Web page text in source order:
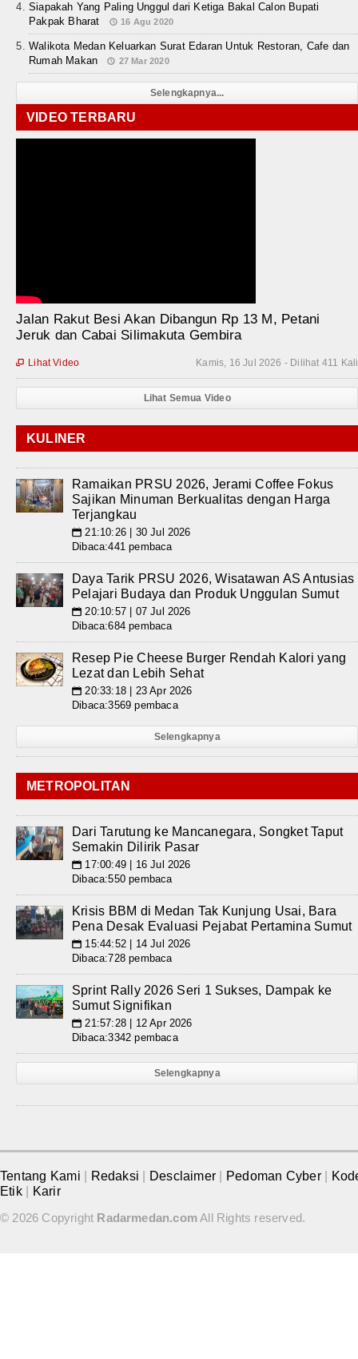
Siapakah Yang Paling Unggul dari Ketiga Bakal Calon Bupati
Pakpak Bharat
16 Agu 2020
Walikota Medan Keluarkan Surat Edaran Untuk Restoran, Cafe dan
Rumah Makan
27 Mar 2020
Selengkapnya...
VIDEO TERBARU
Jalan Rakut Besi Akan Dibangun Rp 13 M, Petani
Jeruk dan Cabai Silimakuta Gembira
Kamis, 16 Jul 2026 - Dilihat 411 Kali
 Lihat Video
Lihat Semua Video
KULINER
Ramaikan PRSU 2026, Jerami Coffee Fokus
Sajikan Minuman Berkualitas dengan Harga
Terjangkau
📅 21:10:26 | 30 Jul 2026
Dibaca:441 pembaca
Daya Tarik PRSU 2026, Wisatawan AS Antusias
Pelajari Budaya dan Produk Unggulan Sumut
📅 20:10:57 | 07 Jul 2026
Dibaca:684 pembaca
Resep Pie Cheese Burger Rendah Kalori yang
Lezat dan Lebih Sehat
📅 20:33:18 | 23 Apr 2026
Dibaca:3569 pembaca
Selengkapnya
METROPOLITAN
Dari Tarutung ke Mancanegara, Songket Taput
Semakin Dilirik Pasar
📅 17:00:49 | 16 Jul 2026
Dibaca:550 pembaca
Krisis BBM di Medan Tak Kunjung Usai, Bara
Pena Desak Evaluasi Pejabat Pertamina Sumut
📅 15:44:52 | 14 Jul 2026
Dibaca:728 pembaca
Sprint Rally 2026 Seri 1 Sukses, Dampak ke
Sumut Signifikan
📅 21:57:28 | 12 Apr 2026
Dibaca:3342 pembaca
Selengkapnya
Tentang Kami Redaksi Desclaimer Pedoman Cyber
Etik
Karir
© 2026 Copyright Radarmedan.comAll Rights reserved.